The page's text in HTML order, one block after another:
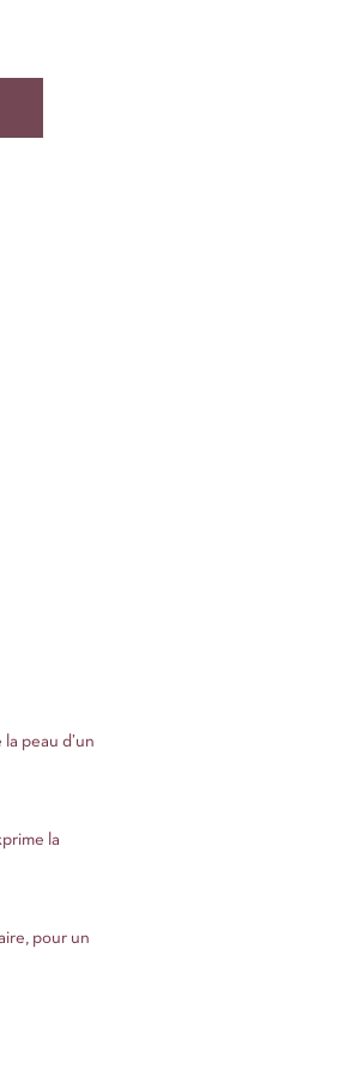
peau d’un
la
pour un